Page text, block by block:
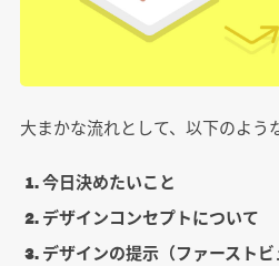
大まかな流れとして、以下のよう
今日決めたいこと
デザインコンセプトについて
デザインの提示（ファーストビ